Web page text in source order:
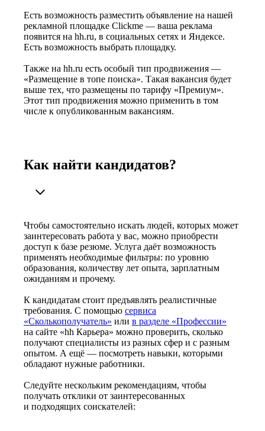
Есть возможность разместить объявление на нашей
рекламной площадке Clickme — ваша реклама
появится на hh.ru, в социальных сетях и Яндексе.
Есть возможность выбрать площадку.
Также на hh.ru есть особый тип продвижения —
«Размещение в топе поиска». Такая вакансия будет
выше тех, что размещены по тарифу «Премиум».
Этот тип продвижения можно применить в том
числе к опубликованным вакансиям.
Как найти кандидатов?
Чтобы самостоятельно искать людей, которых может
заинтересовать работа у вас, можно приобрести
доступ к базе резюме. Услуга даёт возможность
применять необходимые фильтры: по уровню
образования, количеству лет опыта, зарплатным
ожиданиям и прочему.
К кандидатам стоит предъявлять реалистичные
требования. С помощью сервиса
«Сколькополучатель» или в разделе «Профессии»
на сайте «hh Карьера» можно проверить, сколько
получают специалисты из разных сфер и с разным
опытом. А ещё — посмотреть навыки, которыми
обладают нужные работники.
Следуйте нескольким рекомендациям, чтобы
получать отклики от заинтересованных
и подходящих соискателей: